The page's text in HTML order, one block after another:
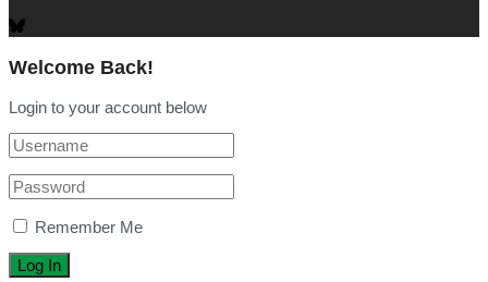
Welcome Back!
Login to your account below
Remember Me